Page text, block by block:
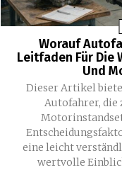
Worauf
Leitfaden Für Die
Und
Dieser Artikel
Autofahrer, die
eine leicht
wertvolle